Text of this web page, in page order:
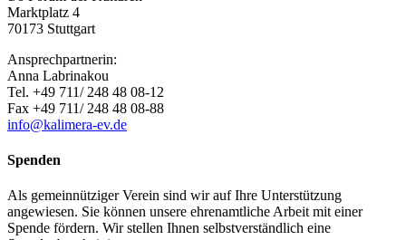
Marktplatz 4
70173 Stuttgart
Ansprechpartnerin:
Anna Labrinakou
Tel. +49 711/ 248 48 08-12
Fax +49 711/ 248 48 08-88
info@kalimera-ev.de
Spenden
Als gemeinnütziger Verein sind wir auf Ihre Unterstützung
angewiesen. Sie können unsere ehrenamtliche Arbeit mit einer
Spende fördern. Wir stellen Ihnen selbstverständlich eine